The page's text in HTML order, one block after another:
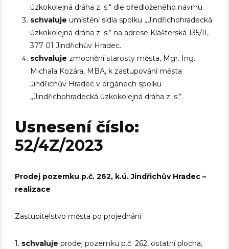
úzkokolejná dráha z. s.“ dle předloženého návrhu.
schvaluje umístění sídla spolku „Jindřichohradecká
úzkokolejná dráha z. s.“ na adrese Klášterská 135/II,
377 01 Jindřichův Hradec.
schvaluje zmocnění starosty města, Mgr. Ing.
Michala Kozára, MBA, k zastupování města
Jindřichův Hradec v orgánech spolku
„Jindřichohradecká úzkokolejná dráha z. s.“.
Usnesení číslo:
52/4Z/2023
Prodej pozemku p.č. 262, k.ú. Jindřichův Hradec –
realizace
Zastupitelstvo města po projednání:
1. schvalujeprodej pozemku p.č. 262, ostatní plocha,